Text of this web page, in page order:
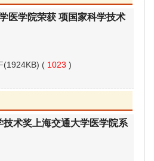
医学院荣获 项国家科学技术
(1924KB) ( 1023 )
技术奖上海交通大学医学院系